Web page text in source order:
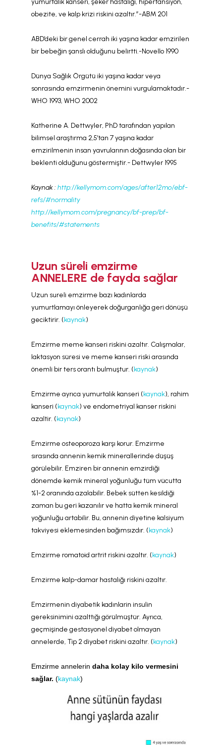
yumurtalık kanseri, şeker hastalığı, hipertansiyon,
obezite, ve kalp krizi riskini azaltır.”-ABM 201
ABD’deki bir genel cerrah iki yaşına kadar emzirilen
bir bebeğin şanslı olduğunu belirtti.-Novello 1990
Dünya Sağlık Örgütü iki yaşına kadar veya
sonrasında emzirmenin önemini vurgulamaktadır.-
WHO 1993, WHO 2002
Katherine A. Dettwyler, PhD tarafından yapılan
bilimsel araştırma 2,5’tan 7 yaşına kadar
emzirilmenin insan yavrularının doğasında olan bir
beklenti olduğunu göstermiştir.- Dettwyler 1995
Kaynak : http://kellymom.com/ages/after12mo/ebf-
refs/#normality
http://kellymom.com/pregnancy/bf-prep/bf-
benefits/#statements
Uzun süreli emzirme
ANNELERE de fayda sağlar
Uzun sureli emzirme bazı kadınlarda
yumurtlamayı önleyerek doğurganlığa geri dönüşü
geciktirir. (kaynak)
Emzirme meme kanseri riskini azaltır. Calışmalar,
laktasyon süresi ve meme kanseri riski arasında
önemli bir ters orantı bulmuştur. (kaynak)
Emzirme ayrıca yumurtalık kanseri (kaynak), rahim
kanseri (kaynak) ve endometriyal kanser riskini
azaltir. (kaynak)
Emzirme osteoporoza karşı korur. Emzirme
sırasında annenin kemik minerallerinde düşüş
görülebilir. Emziren bir annenin emzirdiği
dönemde kemik mineral yoğunluğu tüm vücutta
%1-2 oranında azalabilir. Bebek sütten kesildiği
zaman bu geri kazanılır ve hatta kemik mineral
yoğunluğu artabilir. Bu, annenin diyetine kalsiyum
takviyesi eklemesinden bağımsızdır. (kaynak)
Emzirme romatoid artrit riskini azaltır. (kaynak)
Emzirme kalp-damar hastalığı riskini azaltır.
Emzirmenin diyabetik kadınlarin insulin
gereksinimini azalttığı görülmüştür. Ayrıca,
geçmişinde gestasyonel diyabet olmayan
annelerde, Tip 2 diyabet riskini azaltır. (kaynak)
Emzirme annelerin daha kolay kilo vermesini
sağlar. (kaynak)